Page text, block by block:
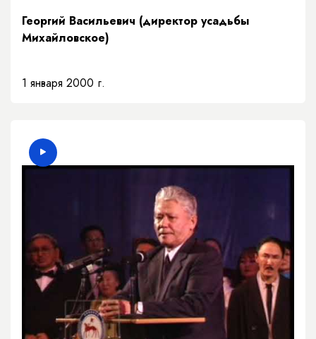
Георгий Васильевич (директор усадьбы
Михайловское)
1 января 2000 г.